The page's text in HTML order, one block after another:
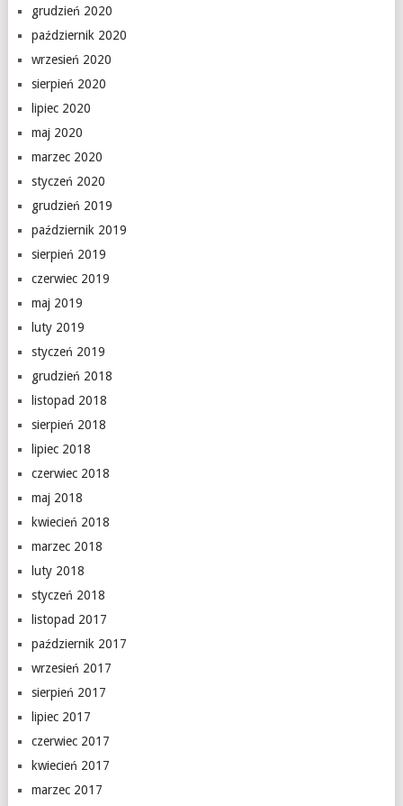
grudzień 2020
październik 2020
wrzesień 2020
sierpień 2020
lipiec 2020
maj 2020
marzec 2020
styczeń 2020
grudzień 2019
październik 2019
sierpień 2019
czerwiec 2019
maj 2019
luty 2019
styczeń 2019
grudzień 2018
listopad 2018
sierpień 2018
lipiec 2018
czerwiec 2018
maj 2018
kwiecień 2018
marzec 2018
luty 2018
styczeń 2018
listopad 2017
październik 2017
wrzesień 2017
sierpień 2017
lipiec 2017
czerwiec 2017
kwiecień 2017
marzec 2017